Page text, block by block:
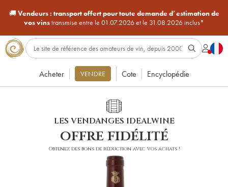
🚚Vendeurs : transport offert pour toute demande d’estimation de
vos vinstransmise entre le 01.07.2026 et le 31.08.2026 inclus*
Acheter VENDRE Cote Encyclopédie
LES VENDANGES IDEALWINE
offre fidélité
Obtenez des bons de réduction avec vos achats !